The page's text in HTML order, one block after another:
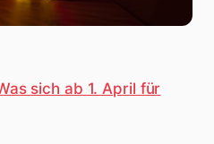
sich ab 1. April für